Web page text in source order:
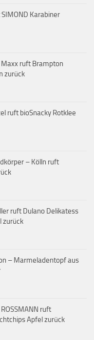
Karabiner
Maxx ruft Brampton
zurück
ruft bioSnacky Rotklee
– Kölln ruft
ruft Dulano Delikatess
zurück
– Marmeladentopf aus
ruft
Apfel zurück